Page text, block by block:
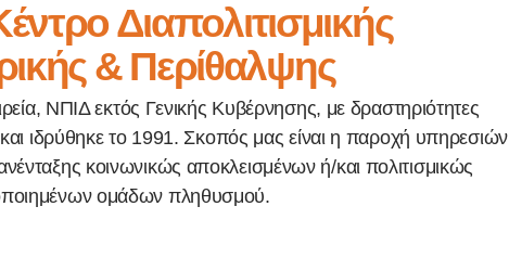
Διαπολιτισμικής
& Περίθαλψης
ΝΠΙΔ εκτός Γενικής Κυβέρνησης, με δραστηριότητες
ιδρύθηκε το 1991. Σκοπός μας είναι η παροχή υπηρεσιών
κοινωνικώς αποκλεισμένων ή/και πολιτισμικώς
ομάδων πληθυσμού.